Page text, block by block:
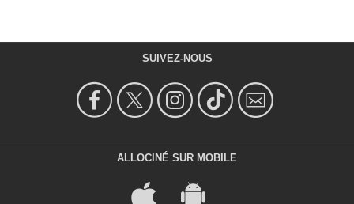
SUIVEZ-NOUS
ALLOCINÉ SUR MOBILE